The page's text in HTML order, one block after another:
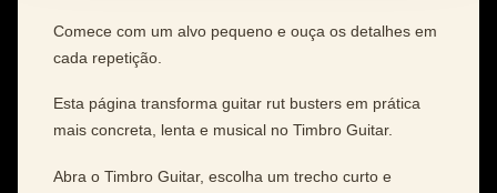
Comece com um alvo pequeno e ouça os detalhes em
cada repetição.
Esta página transforma guitar rut busters em prática
mais concreta, lenta e musical no Timbro Guitar.
Abra o Timbro Guitar, escolha um trecho curto e